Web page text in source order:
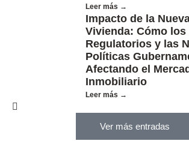
Leer más →
Impacto de la
Vivienda: Cómo los
Regulatorios y las
Políticas
Afectando el
Inmobiliario
Leer más →
Ver más entradas